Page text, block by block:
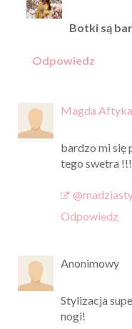
Botki są
Odpowiedz
Magda Aftyka
bardzo mi się
tego swetra
Odpowiedz
Anonimowy
Stylizacja
nogi!